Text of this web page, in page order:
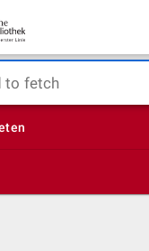
to fetch